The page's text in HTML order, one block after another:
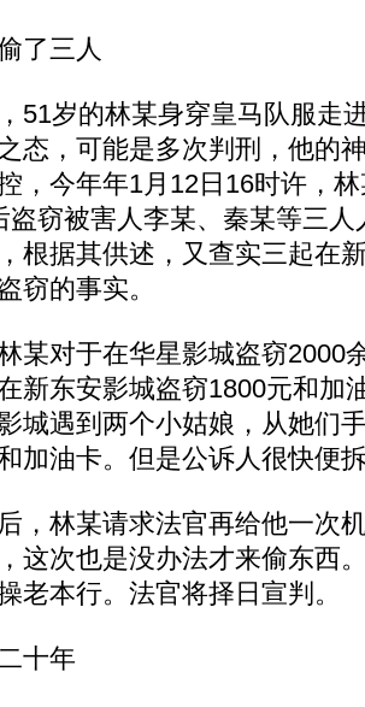
三人
岁的林某身穿皇马队服走
态，可能是多次判刑，他的
，今年年1月12日16时许，
盗窃被害人李某、秦某等三
根据其供述，又查实三起在
窃的事实。
对于在华星影城盗窃2000
新东安影城盗窃1800元和加
城遇到两个小姑娘，从她们
加油卡。但是公诉人很快便
林某请求法官再给他一次机
这次也是没办法才来偷东西
老本行。法官将择日宣判。
十年